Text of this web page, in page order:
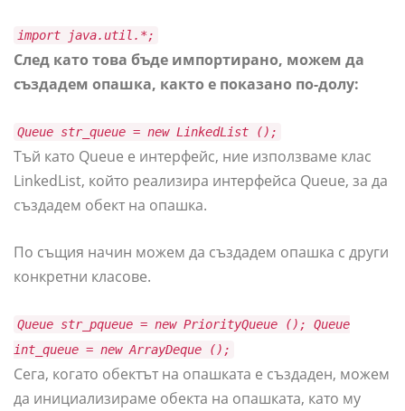
import java.util.*;
След като това бъде импортирано, можем да
създадем опашка, както е показано по-долу:
Queue str_queue = new LinkedList ();
Тъй като Queue е интерфейс, ние използваме клас
LinkedList, който реализира интерфейса Queue, за да
създадем обект на опашка.
По същия начин можем да създадем опашка с други
конкретни класове.
Queue str_pqueue = new PriorityQueue ();
Queue
int_queue = new ArrayDeque ();
Сега, когато обектът на опашката е създаден, можем
да инициализираме обекта на опашката, като му